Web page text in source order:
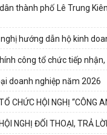
thành phố Lê Trung
hướng dẫn hộ kinh
công tổ chức tiếp
doanh nghiệp năm 2026
CHỨC HỘI NGHỊ “CÔNG
NGHỊ ĐỐI THOẠI, TRẢ